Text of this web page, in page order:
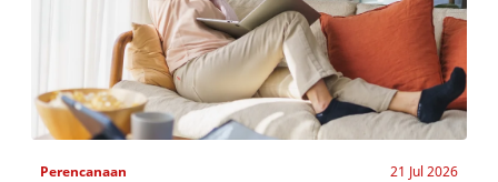
Perencanaan 21 Jul 2026